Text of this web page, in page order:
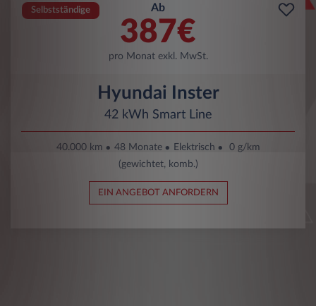
Selbstständige Ab
387€
pro Monat exkl. MwSt.
Hyundai Inster
42 kWh Smart Line
40.000 km 48 Monate Elektrisch
0 g/km
(gewichtet, komb.)
EIN ANGEBOT ANFORDERN